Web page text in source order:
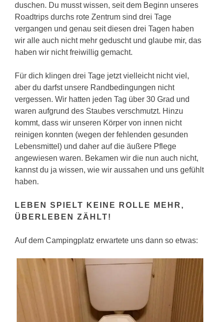
duschen. Du musst wissen, seit dem Beginn unseres
Roadtrips durchs rote Zentrum sind drei Tage
vergangen und genau seit diesen drei Tagen haben
wir alle auch nicht mehr geduscht und glaube mir, das
haben wir nicht freiwillig gemacht.
Für dich klingen drei Tage jetzt vielleicht nicht viel,
aber du darfst unsere Randbedingungen nicht
vergessen. Wir hatten jeden Tag über 30 Grad und
waren aufgrund des Staubes verschmutzt. Hinzu
kommt, dass wir unseren Körper von innen nicht
reinigen konnten (wegen der fehlenden gesunden
Lebensmittel) und daher auf die äußere Pflege
angewiesen waren. Bekamen wir die nun auch nicht,
kannst du ja wissen, wie wir aussahen und uns gefühlt
haben.
LEBEN SPIELT KEINE ROLLE MEHR,
ÜBERLEBEN ZÄHLT!
Auf dem Campingplatz erwartete uns dann so etwas: